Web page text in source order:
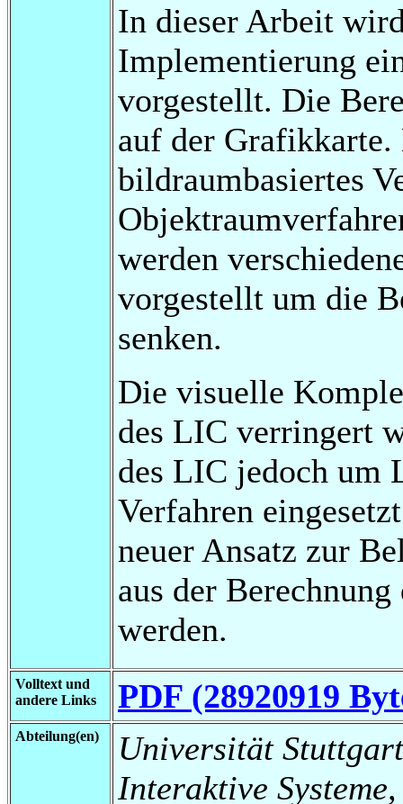
In dieser Arbeit
Implementierung
vorgestellt. Die
auf der Grafikkarte.
bildraumbasiertes
werden
vorgestellt um die
senken.
Die visuelle
des LIC verringert
des LIC jedoch um
Verfahren
neuer Ansatz zur
aus der
werden.
Volltext und
andere Links
PDF (28920919
Abteilung(en)
Universität
Interaktive